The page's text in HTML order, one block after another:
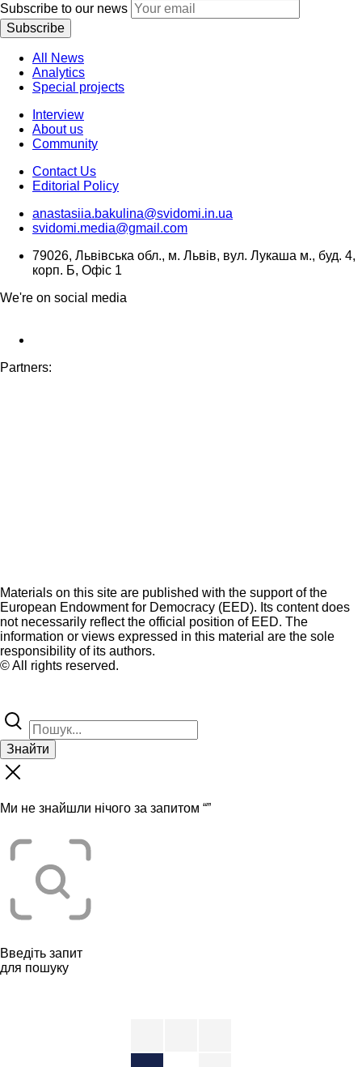
Subscribe to our news
Subscribe
All News
Analytics
Special projects
Interview
About us
Community
Contact Us
Editorial Policy
anastasiia.bakulina@svidomi.in.ua
svidomi.media@gmail.com
79026, Львівська обл., м. Львів, вул. Лукаша м., буд. 4,
корп. Б, Офіс 1
We're on social media
Partners:
Materials on this site are published with the support of the
European Endowment for Democracy (EED). Its content does
not necessarily reflect the official position of EED. The
information or views expressed in this material are the sole
responsibility of its authors.
© All rights reserved.
Знайти
Ми не знайшли нічого за запитом “”
Введіть запит
для пошуку